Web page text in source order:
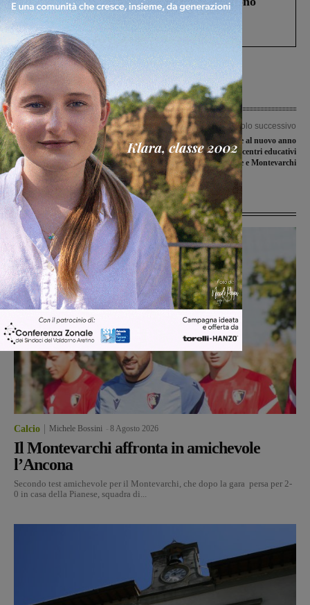
Gianni, Giulia e Franco. Lo schianto, il
processo, lo stop ai sorpassi fra tir....
Articolo precedente
Riforma sanitaria: Per un’altra San
Giovanni interroga il sindaco, “Poi ci
comporteremo di conseguenza”
Articolo successivo
Corsi di preparazione al nuovo anno
scolastico ripartiti nei centri educativi
di Levane e Montevarchi
Ultime Notizie
Calcio Michele Bossini 8 Agosto 2026
Il Montevarchi affronta in amichevole
l’Ancona
Secondo test amichevole per il Montevarchi, che dopo la gara persa per 2-
0 in casa della Pianese, squadra di...